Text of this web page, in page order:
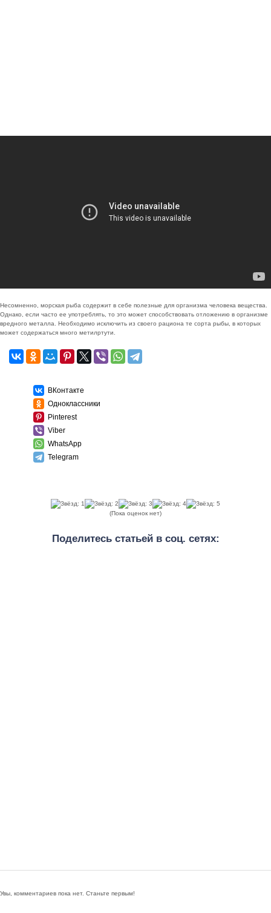
Несомненно, морская рыба содержит в себе полезные для организма человека вещества.
Однако, если часто ее употреблять, то это может способствовать отложению в организме
вредного металла. Необходимо исключить из своего рациона те сорта рыбы, в которых
может содержаться много метилртути.
ВКонтакте
Одноклассники
Pinterest
Viber
WhatsApp
Telegram
(Пока оценок нет)
Поделитесь статьей в соц. сетях:
Увы, комментариев пока нет. Станьте первым!